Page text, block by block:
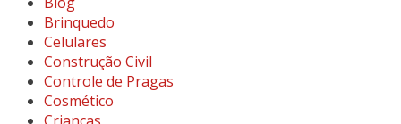
Brinquedo
Celulares
Construção Civil
Controle de Pragas
Cosmético